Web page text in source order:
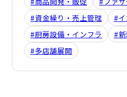
#資金繰り・売上管理
#
#厨房設備・インフラ
#
#多店舗展開